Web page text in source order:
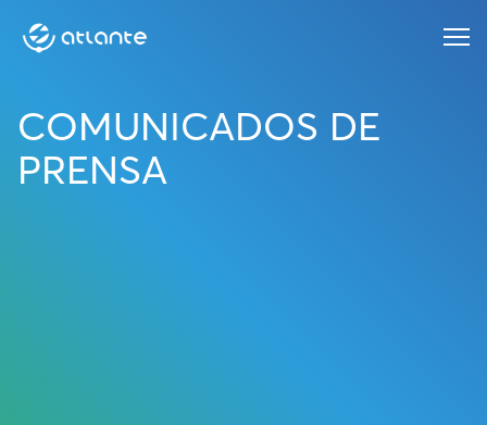
Menu
COMUNICADOS DE
PRENSA